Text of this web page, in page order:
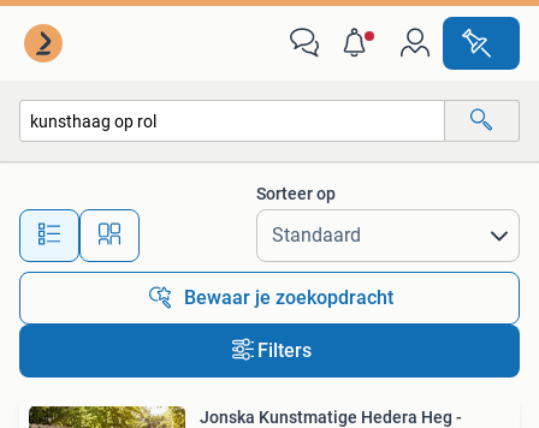
Alle afstanden…
Sorteer op
Bewaar je zoekopdracht
Filters
Jonska Kunstmatige Hedera Heg -